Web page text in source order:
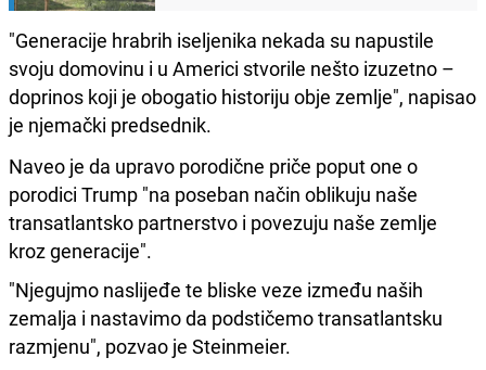
"Generacije hrabrih iseljenika nekada su napustile
svoju domovinu i u Americi stvorile nešto izuzetno –
doprinos koji je obogatio historiju obje zemlje", napisao
je njemački predsednik.
Naveo je da upravo porodične priče poput one o
porodici Trump "na poseban način oblikuju naše
transatlantsko partnerstvo i povezuju naše zemlje
kroz generacije".
"Njegujmo naslijeđe te bliske veze između naših
zemalja i nastavimo da podstičemo transatlantsku
razmjenu", pozvao je Steinmeier.